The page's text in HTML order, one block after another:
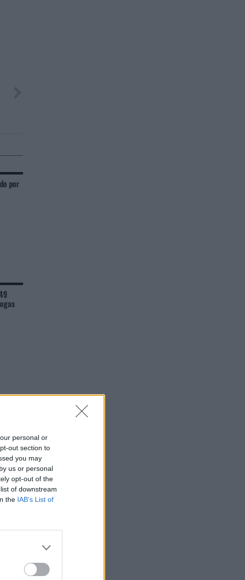
personal or
out section to
you may
us or personal
opt-out of the
of downstream
the IAB’s List of
por